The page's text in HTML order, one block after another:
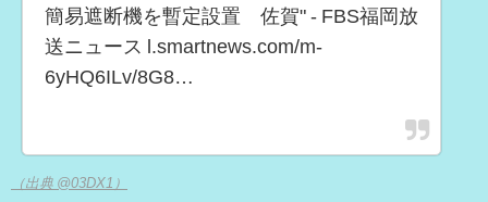
簡易遮断機を暫定設置 佐賀" - FBS福岡放
送ニュース l.smartnews.com/m-
6yHQ6ILv/8G8…
（出典 @03DX1）